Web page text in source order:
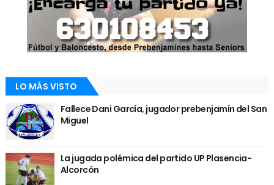
LO MÁS VISTO
Fallece Dani García, jugador prebenjamín del San
Miguel
La jugada polémica del partido UP Plasencia-
Alcorcón